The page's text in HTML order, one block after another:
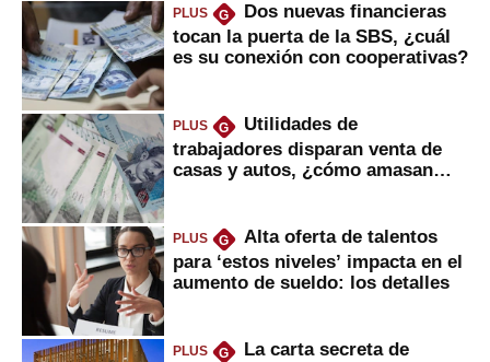
PLUS G
Dos nuevas financieras
tocan la puerta de la SBS, ¿cuál
es su conexión con cooperativas?
PLUS G
Utilidades de
trabajadores disparan venta de
casas y autos, ¿cómo amasan
PLUS G
Alta oferta de talentos
para ‘estos niveles’ impacta en el
aumento de sueldo: los detalles
PLUS G
La carta secreta de